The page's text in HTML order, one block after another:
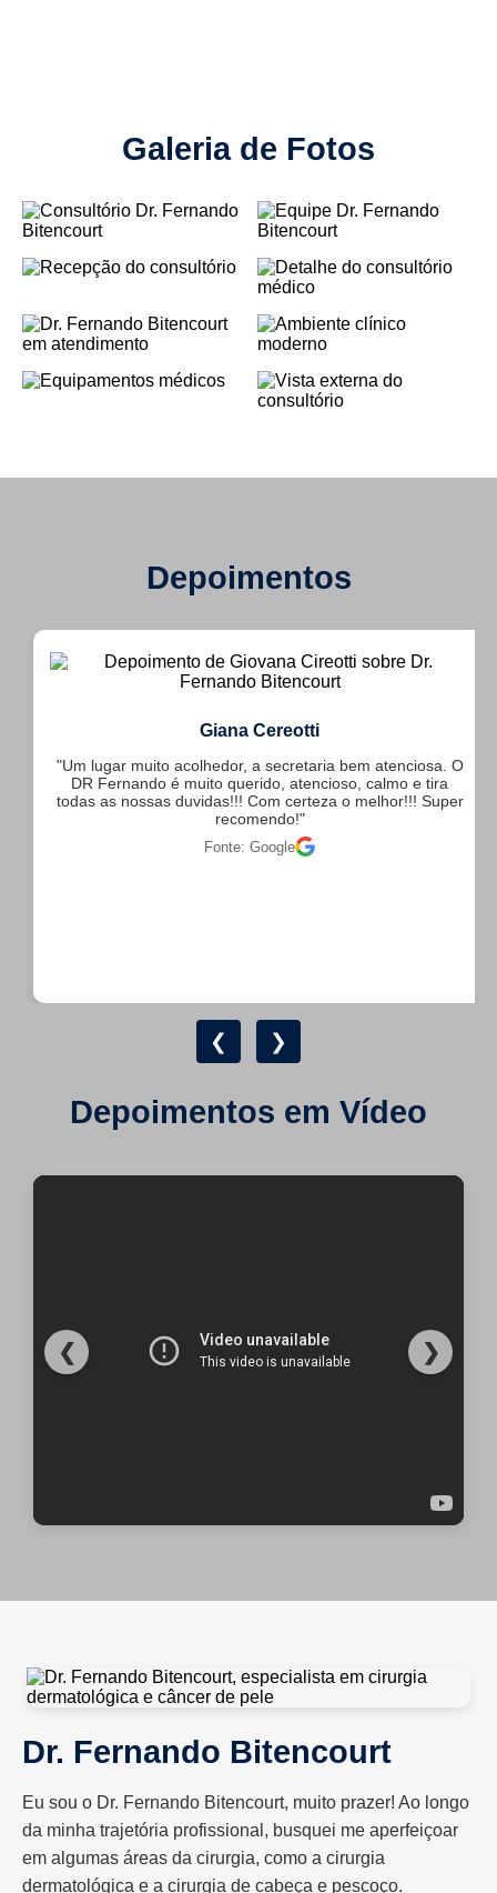
Galeria de Fotos
Depoimentos
Giana Cereotti
"Um lugar muito acolhedor, a secretaria bem atenciosa. O
DR Fernando é muito querido, atencioso, calmo e tira
todas as nossas duvidas!!! Com certeza o melhor!!! Super
recomendo!"
Fonte: Google
❮ ❯
Depoimentos em Vídeo
❮ ❯
Dr. Fernando Bitencourt
Eu sou o Dr. Fernando Bitencourt, muito prazer! Ao longo
da minha trajetória profissional, busquei me aperfeiçoar
em algumas áreas da cirurgia, como a cirurgia
dermatológica e a cirurgia de cabeça e pescoço.